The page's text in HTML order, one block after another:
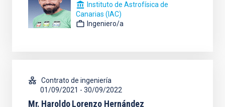
Instituto de Astrofísica de
Canarias (IAC)
Ingeniero/a
Contrato de ingeniería
01/09/2021 - 30/09/2022
Mr. HaroldoLorenzo Hernández